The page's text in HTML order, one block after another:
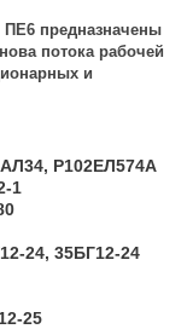
ПЕ6 предназначены
потока рабочей
и
Р102ЕЛ574А
1
24, 35БГ12-24
25